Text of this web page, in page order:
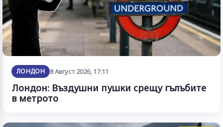
ЛОНДОН 8 Август 2026, 17:11
Лондон: Въздушни пушки срещу гълъбите
в метрото